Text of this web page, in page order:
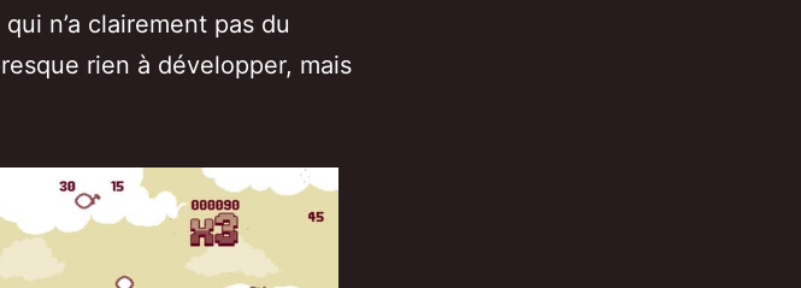
n’a clairement pas du
rien à développer, mais